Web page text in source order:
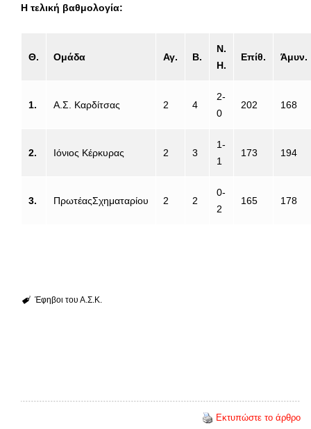
Η τελική βαθμολογία:
Θ. Ομάδα Αγ. Β.
Ν.
Η.
Επίθ. Άμυν.
1. Α.Σ. Καρδίτσας 2 4
2-
0
202 168
2. Ιόνιος Κέρκυρας 2 3
1-
1
173 194
3. ΠρωτέαςΣχηματαρίου 2 2
0-
2
165 178
Έφηβοι του Α.Σ.Κ.
Εκτυπώστε το άρθρο